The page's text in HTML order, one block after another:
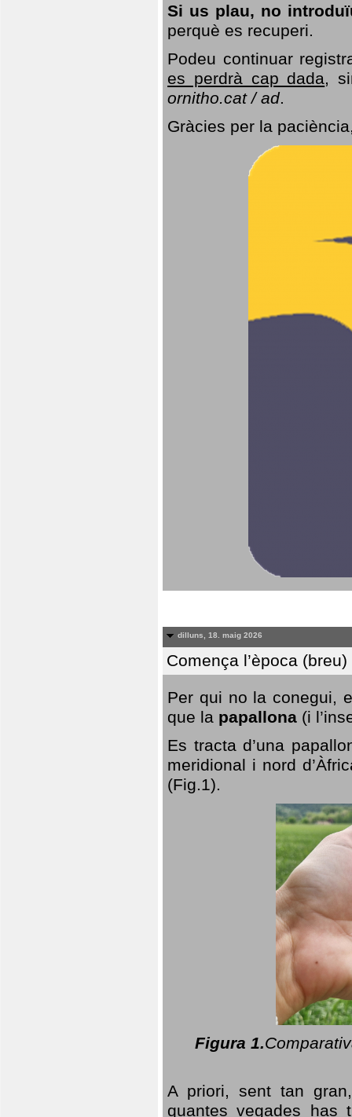
Si us plau, no
perquè es recuperi.
Podeu continuar
es perdrà cap dada,
ornitho.cat / ad.
Gràcies per la
dilluns, 18. maig 2026
Comença l’època
Per qui no la conegui,
que la papallona (i
Es tracta d’una
meridional i nord
(Fig.1).
Figura 1.
A priori, sent tan
quantes vegades has